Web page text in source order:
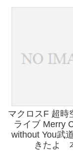
マクロスF 超時
ライブ Merry
without You武
きたよ